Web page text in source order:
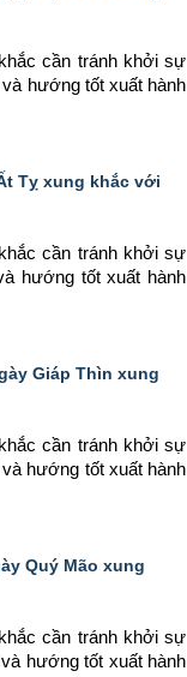
cần tránh khởi sự
hướng tốt xuất hành
Tỵ xung khắc với
cần tránh khởi sự
hướng tốt xuất hành
Giáp Thìn xung
cần tránh khởi sự
hướng tốt xuất hành
Quý Mão xung
cần tránh khởi sự
hướng tốt xuất hành